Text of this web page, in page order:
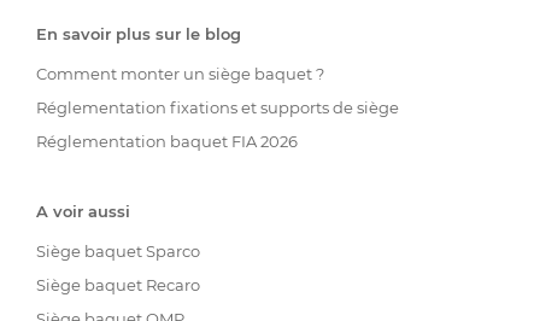
En savoir plus sur le blog
Comment monter un siège baquet ?
Réglementation fixations et supports de siège
Réglementation baquet FIA 2026
A voir aussi
Siège baquet Sparco
Siège baquet Recaro